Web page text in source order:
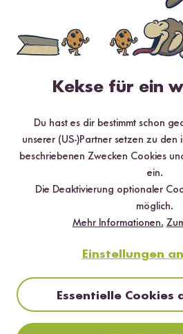
40 min
Reispapier Croissants mit
dem Airfryer
Kekse für ein
Du hast es dir bestimmt schon
unserer (US-)Partner setzen zu den
beschriebenen Zwecken Cookies
ein.
Die Deaktivierung optionaler
möglich.
Mehr Informationen.
Einstellungen
Essentielle Cookies